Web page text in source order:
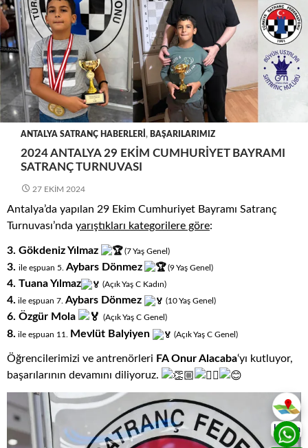
ANTALYA SATRANÇ HABERLERI , BAŞARILARIMIZ
2024 ANTALYA 29 EKIM CUMHURIYET BAYRAMI
SATRANÇ TURNUVASI
27 EKIM 2024
Antalya’da yapılan 29 Ekim Cumhuriyet Bayramı Satranç
Turnuvası’nda yarıştıkları kategorilere göre:
3. Gökdeniz Yılmaz (7Yaş Genel)
3. ile eşpuan 5. Aybars Dönmez (9Yaş Genel)
4. Tuana Yılmaz (AçıkYaş C Kadın)
4. ile eşpuan 7. Aybars Dönmez (10Yaş Genel)
6. Özgür Mola (AçıkYaş C Genel)
8. ile eşpuan 11. Mevlüt Balyiyen (AçıkYaş C Genel)
Öğrencilerimizi ve antrenörleri FA Onur Alacaba‘yı kutluyor,
başarılarının devamını diliyoruz.
İletişim